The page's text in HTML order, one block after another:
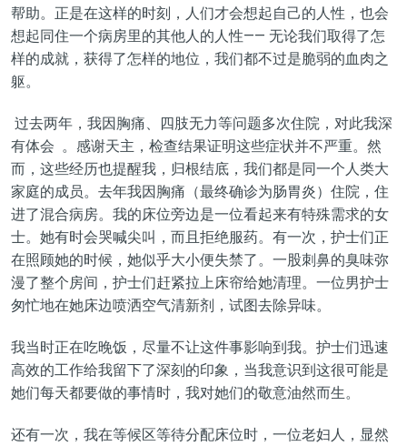
帮助。正是在这样的时刻，人们才会想起自己的人性，也会
想起同住一个病房里的其他人的人性—— 无论我们取得了怎
样的成就，获得了怎样的地位，我们都不过是脆弱的血肉之
躯。
过去两年，我因胸痛、四肢无力等问题多次住院，对此我深
有体会 。感谢天主，检查结果证明这些症状并不严重。然
而，这些经历也提醒我，归根结底，我们都是同一个人类大
家庭的成员。去年我因胸痛（最终确诊为肠胃炎）住院，住
进了混合病房。我的床位旁边是一位看起来有特殊需求的女
士。她有时会哭喊尖叫，而且拒绝服药。有一次，护士们正
在照顾她的时候，她似乎大小便失禁了。一股刺鼻的臭味弥
漫了整个房间，护士们赶紧拉上床帘给她清理。一位男护士
匆忙地在她床边喷洒空气清新剂，试图去除异味。
我当时正在吃晚饭，尽量不让这件事影响到我。护士们迅速
高效的工作给我留下了深刻的印象，当我意识到这很可能是
她们每天都要做的事情时，我对她们的敬意油然而生。
还有一次，我在等候区等待分配床位时，一位老妇人，显然